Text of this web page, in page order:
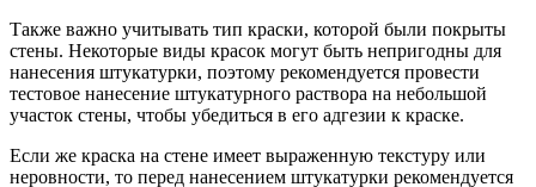
Также важно учитывать тип краски, которой были покрыты
стены. Некоторые виды красок могут быть непригодны для
нанесения штукатурки, поэтому рекомендуется провести
тестовое нанесение штукатурного раствора на небольшой
участок стены, чтобы убедиться в его адгезии к краске.
Если же краска на стене имеет выраженную текстуру или
неровности, то перед нанесением штукатурки рекомендуется